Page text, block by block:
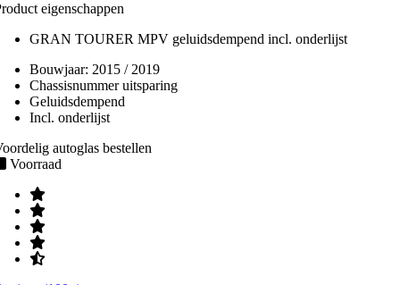
eigenschappen
GRAN TOURER MPV geluidsdempend incl. onderlijst
Bouwjaar: 2015 / 2019
Chassisnummer uitsparing
Geluidsdempend
Incl. onderlijst
autoglas bestellen
Voorraad